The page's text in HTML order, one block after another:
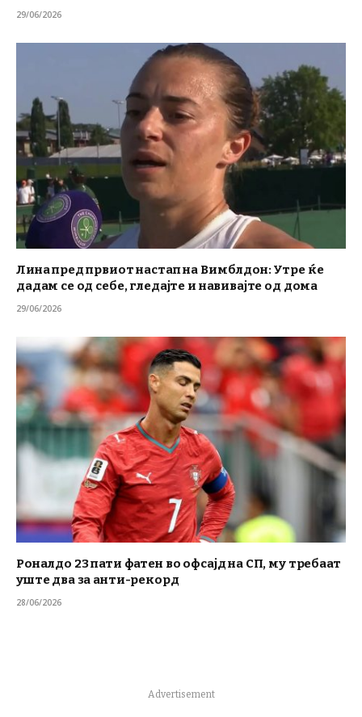
29/06/2026
Лина пред првиот настап на Вимблдон: Утре ќе
дадам се од себе, гледајте и навивајте од дома
29/06/2026
Роналдо 23 пати фатен во офсајд на СП, му требаат
уште два за анти-рекорд
28/06/2026
Advertisement